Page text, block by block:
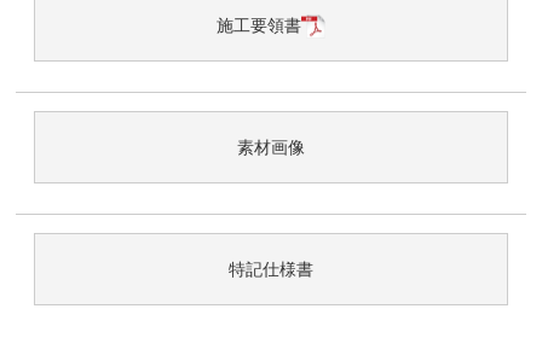
施工要領書
素材画像
特記仕様書